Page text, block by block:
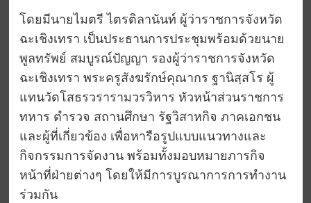
โดยมีนายไมตรี ไตรติลานันท์ ผู้ว่าราชการจังหวัด
ฉะเชิงเทรา เป็นประธานการประชุมพร้อมด้วยนาย
พูลทรัพย์ สมบูรณ์ปัญญา รองผู้ว่าราชการจังหวัด
ฉะเชิงเทรา พระครูสังฆรักษ์คุณากร ฐานิสฺสโร ผู้
แทนวัดโสธรวรารามวรวิหาร หัวหน้าส่วนราชการ
ทหาร ตำรวจ สถานศึกษา รัฐวิสาหกิจ ภาคเอกชน
และผู้ที่เกี่ยวข้อง เพื่อหารือรูปแบบแนวทางและ
กิจกรรมการจัดงาน พร้อมทั้งมอบหมายภารกิจ
หน้าที่ฝ่ายต่างๆ โดยให้มีการบูรณาการการทำงาน
ร่วมกัน